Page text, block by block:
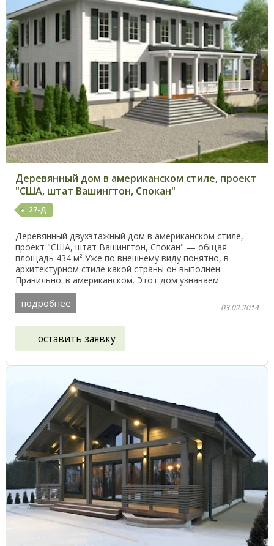
Деревянный дом в американском стиле, проект
"США, штат Вашингтон, Спокан"
27-Д
Деревянный двухэтажный дом в американском стиле,
проект "США, штат Вашингтон, Спокан" — общая
площадь 434 м² Уже по внешнему виду понятно, в
архитектурном стиле какой страны он выполнен.
Правильно: в американском. Этот дом узнаваем
благодаря ...
подробнее 03.02.2014
оставить заявку